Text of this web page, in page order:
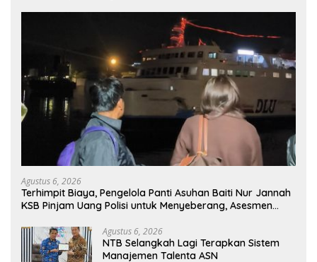
Agustus 6, 2026
Terhimpit Biaya, Pengelola Panti Asuhan Baiti Nur Jannah
KSB Pinjam Uang Polisi untuk Menyeberang, Asesmen
Agustus 6, 2026
NTB Selangkah Lagi Terapkan Sistem
Manajemen Talenta ASN